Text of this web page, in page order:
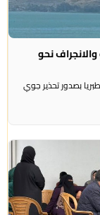
نحو
بصدور تحذير جوي